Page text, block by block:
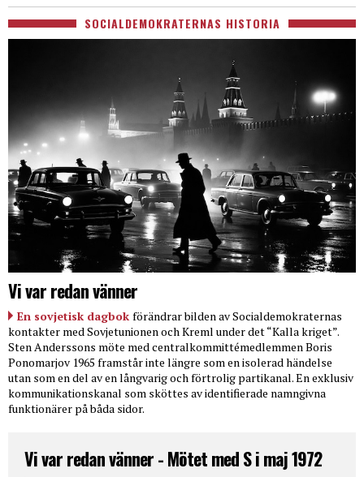
SOCIALDEMOKRATERNAS HISTORIA
Vi var redan vänner
En sovjetisk dagbok förändrar bilden av Socialdemokraternas
kontakter med Sovjetunionen och Kreml under det “Kalla kriget”.
Sten Anderssons möte med centralkommittémedlemmen Boris
Ponomarjov 1965 framstår inte längre som en isolerad händelse
utan som en del av en långvarig och förtrolig partikanal. En exklusiv
kommunikationskanal som sköttes av identifierade namngivna
funktionärer på båda sidor.
Vi var redan vänner - Mötet med S i maj 1972